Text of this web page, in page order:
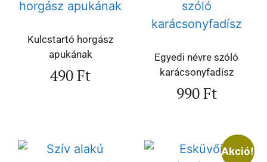
Kulcstartó horgász
apukának
490Ft
Egyedi névre szóló
karácsonyfadísz
990Ft
Akció!